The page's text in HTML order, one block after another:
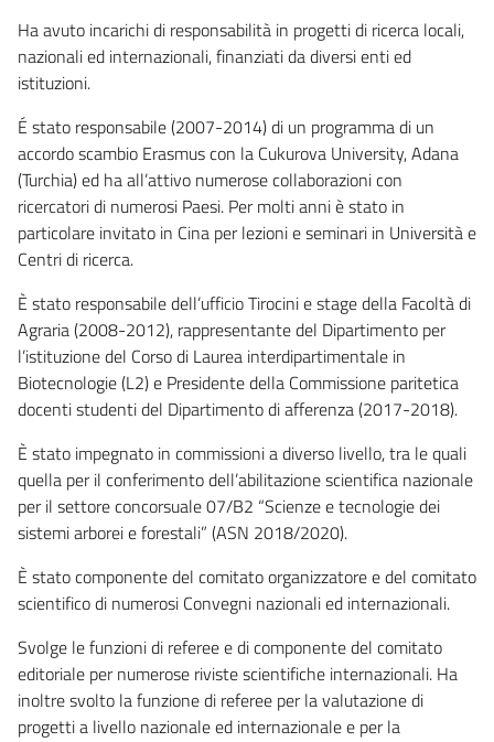
Ha avuto incarichi di responsabilità in progetti di ricerca locali,
nazionali ed internazionali, finanziati da diversi enti ed
istituzioni.
É stato responsabile (2007-2014) di un programma di un
accordo scambio Erasmus con la Cukurova University, Adana
(Turchia) ed ha all’attivo numerose collaborazioni con
ricercatori di numerosi Paesi. Per molti anni è stato in
particolare invitato in Cina per lezioni e seminari in Università e
Centri di ricerca.
È stato responsabile dell’ufficio Tirocini e stage della Facoltà di
Agraria (2008-2012), rappresentante del Dipartimento per
l’istituzione del Corso di Laurea interdipartimentale in
Biotecnologie (L2) e Presidente della Commissione paritetica
docenti studenti del Dipartimento di afferenza (2017-2018).
È stato impegnato in commissioni a diverso livello, tra le quali
quella per il conferimento dell’abilitazione scientifica nazionale
per il settore concorsuale 07/B2 “Scienze e tecnologie dei
sistemi arborei e forestali” (ASN 2018/2020).
È stato componente del comitato organizzatore e del comitato
scientifico di numerosi Convegni nazionali ed internazionali.
Svolge le funzioni di referee e di componente del comitato
editoriale per numerose riviste scientifiche internazionali. Ha
inoltre svolto la funzione di referee per la valutazione di
progetti a livello nazionale ed internazionale e per la